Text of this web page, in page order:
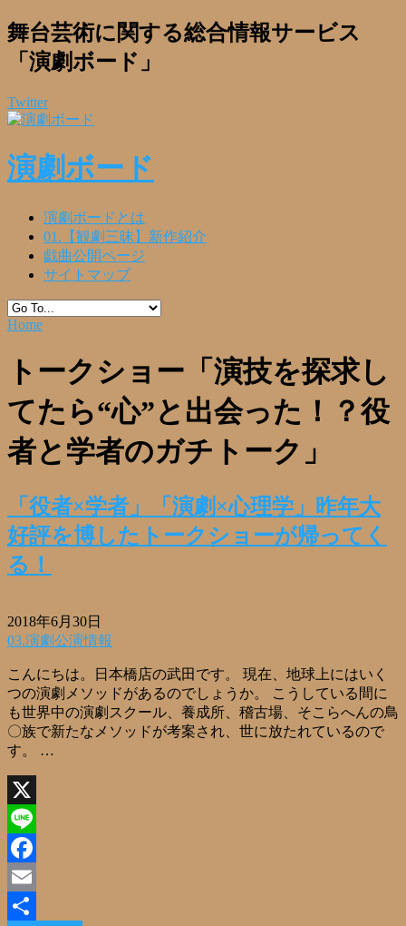
舞台芸術に関する総合情報サービス
「演劇ボード」
Twitter
演劇ボード
演劇ボードとは
01.【観劇三昧】新作紹介
戯曲公開ページ
サイトマップ
Home
トークショー「演技を探求し
てたら“心”と出会った！？役
者と学者のガチトーク」
「役者×学者」「演劇×心理学」昨年大
好評を博したトークショーが帰ってく
る！
2018年6月30日
03.演劇公演情報
こんにちは。日本橋店の武田です。 現在、地球上にはいく
つの演劇メソッドがあるのでしょうか。 こうしている間に
も世界中の演劇スクール、養成所、稽古場、そこらへんの鳥
〇族で新たなメソッドが考案され、世に放たれているので
す。 …
X
Line
Facebook
Email